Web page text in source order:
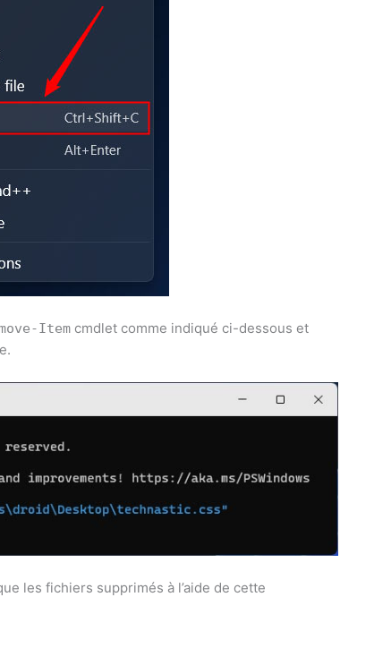
Item cmdlet comme indiqué ci-dessous et
les fichiers supprimés à l’aide de cette